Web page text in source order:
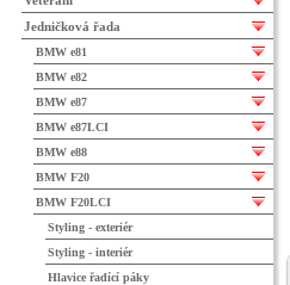
Jedničková řada
BMW e81
BMW e82
BMW e87
BMW e87LCI
BMW e88
BMW F20
BMW F20LCI
Styling - exteriér
Styling - interiér
Hlavice řadící páky